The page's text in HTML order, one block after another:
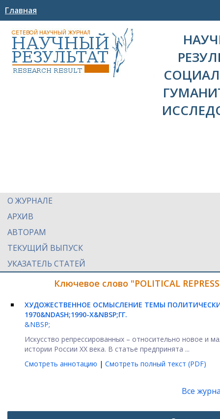
Главная
О ЖУРНАЛЕ
АРХИВ
АВТОРАМ
ТЕКУЩИЙ ВЫПУСК
УКАЗАТЕЛЬ СТАТЕЙ
Ключевое слово "POLITICAL
ХУДОЖЕСТВЕННОЕ ОСМЫСЛЕНИЕ ТЕМЫ
1970&NDASH;1990-Х&NBSP;ГГ.
&NBSP;
Искусство репрессированных – относительно новое и
истории России XX века. В статье предпринята ...
Смотреть аннотацию | Смотреть полный текст (PDF)
Все